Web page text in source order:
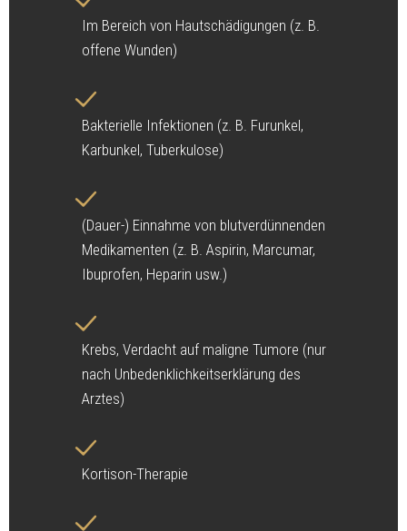
Im Bereich von Hautschädigungen (z. B.
offene Wunden)
Bakterielle Infektionen (z. B. Furunkel,
Karbunkel, Tuberkulose)
(Dauer-) Einnahme von blutverdünnenden
Medikamenten (z. B. Aspirin, Marcumar,
Ibuprofen, Heparin usw.)
Krebs, Verdacht auf maligne Tumore (nur
nach Unbedenklichkeitserklärung des
Arztes)
Kortison-Therapie